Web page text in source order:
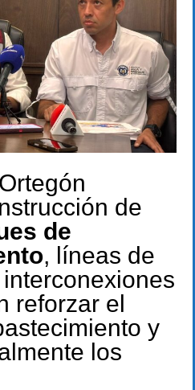
de
de
, líneas de
reforzar el
y
los